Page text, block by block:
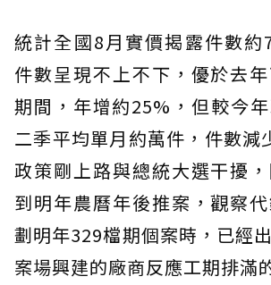
統計全國8月實價揭露件數約
件數呈現不上不下，優於去
期間，年增約25%，但較今
二季平均單月約萬件，件數減
政策剛上路與總統大選干擾
到明年農曆年後推案，觀察
劃明年329檔期個案時，已經
案場興建的廠商反應工期排滿